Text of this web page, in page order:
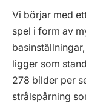
Vi börjar med
spel i form av
ligger som
278 bilder per
strålspårning